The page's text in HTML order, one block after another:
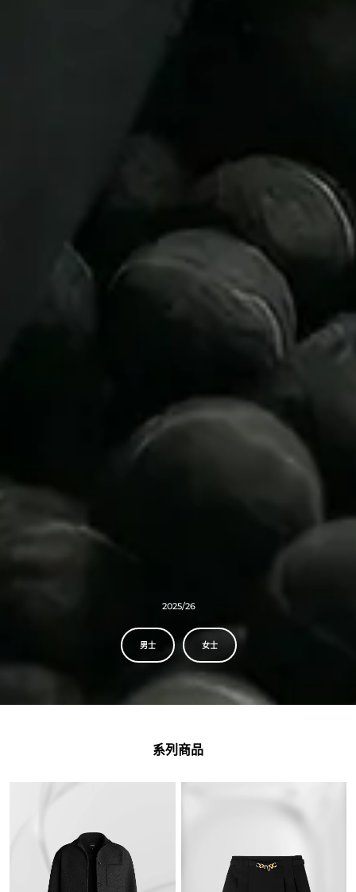
2025/26
男士 女士
系列商品